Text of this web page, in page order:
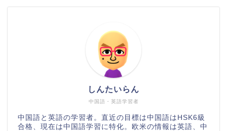
中国語・英語学習者
しんたいらん
中国語と英語の学習者。直近の目標は中国語はHSK6級
合格、現在は中国語学習に特化。欧米の情報は英語、中